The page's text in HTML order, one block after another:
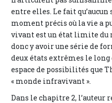
entre elles. Le fait
moment précis où la vie a
vivant est un état limite
donc y avoir une série de
deux états extrêmes le long
espace de possibilités que
« monde infravivant ».
Dans le chapitre 2, l’auteur